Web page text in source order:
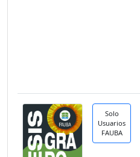
Solo
Usuarios
FAUBA